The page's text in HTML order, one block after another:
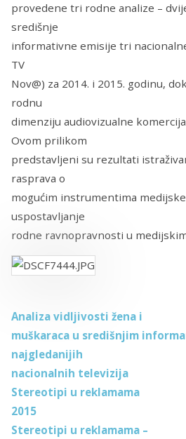
provedene tri rodne analize –
središnje
informativne emisije tri
TV
Nov@) za 2014. i 2015. godinu,
rodnu
dimenziju audiovizualne
Ovom prilikom
predstavljeni su rezultati
rasprava o
mogućim instrumentima
uspostavljanje
rodne ravnopravnosti u
Analiza vidljivosti žena i
muškaraca u središnjim
najgledanijih
nacionalnih televizija
Stereotipi u reklamama
2015
Stereotipi u reklamama –